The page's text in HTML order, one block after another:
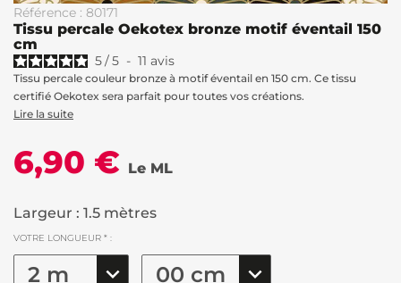
Référence : 80171
Tissu percale Oekotex bronze motif éventail 150
cm
5/5 - 11 avis
Tissu percale couleur bronze à motif éventail en 150 cm. Ce tissu
certifié Oekotex sera parfait pour toutes vos créations.
Lire la suite
6,90 € Le ML
Largeur : 1.5 mètres
VOTRE LONGUEUR * :